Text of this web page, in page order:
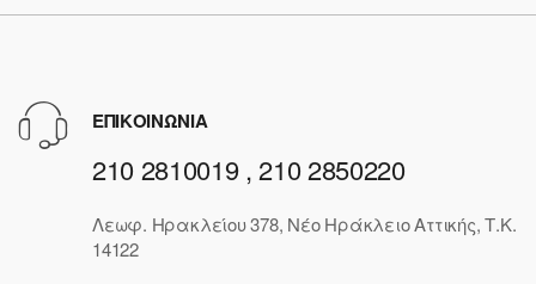
ΕΠΙΚΟΙΝΩΝΙΑ
210 2810019 , 210 2850220
Λεωφ. Ηρακλείου 378, Νέο Ηράκλειο Αττικής, Τ.Κ.
14122